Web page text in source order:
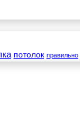
потолок правильно